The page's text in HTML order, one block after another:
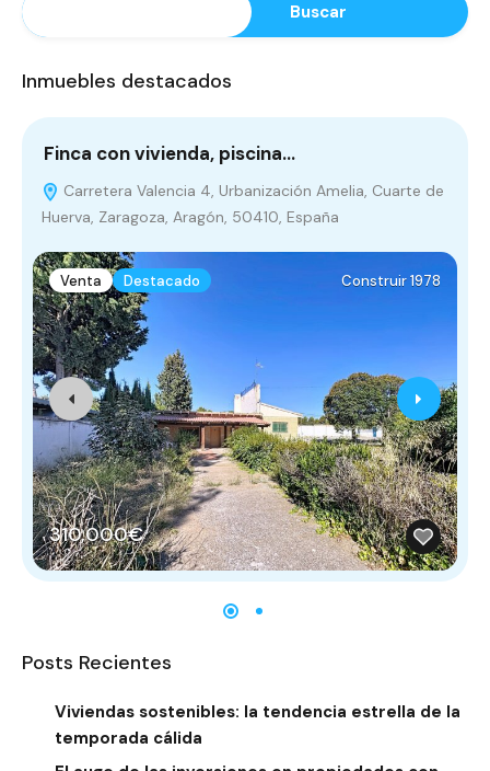
Buscar
Inmuebles destacados
Finca con vivienda, piscina…
Carretera Valencia 4, Urbanización Amelia, Cuarte de
Huerva, Zaragoza, Aragón, 50410, España
Venta Destacado Construir 1978
310,000€
Posts Recientes
Viviendas sostenibles: la tendencia estrella de la
temporada cálida